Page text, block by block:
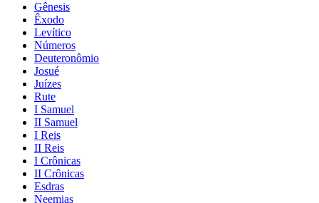
Gênesis
Êxodo
Levítico
Números
Deuteronômio
Josué
Juízes
Rute
I Samuel
II Samuel
I Reis
II Reis
I Crônicas
II Crônicas
Esdras
Neemias